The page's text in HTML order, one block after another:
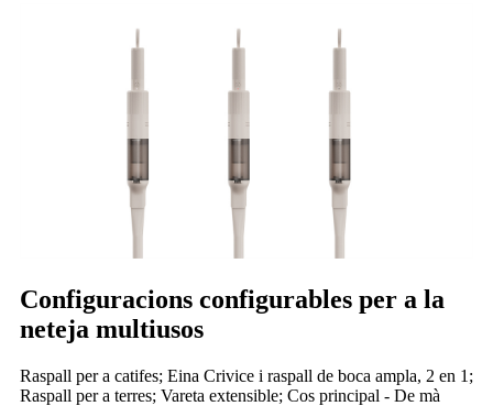
Configuracions configurables per a la
neteja multiusos
Raspall per a catifes; Eina Crivice i raspall de boca ampla, 2 en 1;
Raspall per a terres; Vareta extensible; Cos principal - De mà